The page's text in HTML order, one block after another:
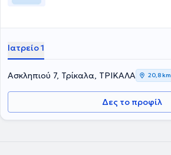
Ιατρείο 1
Ασκληπιού 7, Τρίκαλα, ΤΡΙΚΑΛΑ 20,8 km
Δες το προφίλ